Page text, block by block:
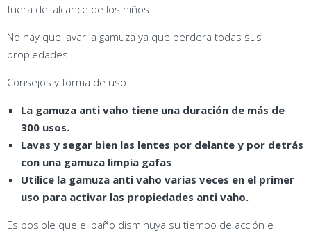
fuera del alcance de los niños.
No hay que lavar la gamuza ya que perdera todas sus
propiedades.
Consejos y forma de uso:
La gamuza anti vaho tiene una duración de más de
300 usos.
Lavas y segar bien las lentes por delante y por detrás
con una gamuza limpia gafas
Utilice la gamuza anti vaho varias veces en el primer
uso para activar las propiedades anti vaho.
Es posible que el paño disminuya su tiempo de acción e